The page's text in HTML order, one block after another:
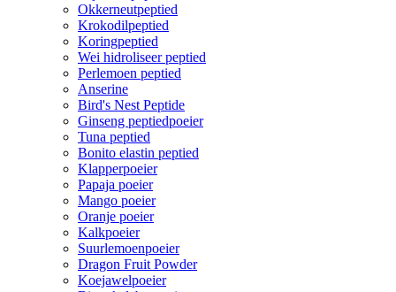
Okkerneutpeptied
Krokodilpeptied
Koringpeptied
Wei hidroliseer peptied
Perlemoen peptied
Anserine
Bird's Nest Peptide
Ginseng peptiedpoeier
Tuna peptied
Bonito elastin peptied
Klapperpoeier
Papaja poeier
Mango poeier
Oranje poeier
Kalkpoeier
Suurlemoenpoeier
Dragon Fruit Powder
Koejawelpoeier